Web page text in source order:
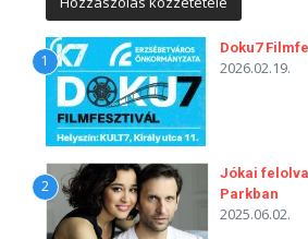
1
Doku7
2026.02.19.
2
Jókai
Parkban
2025.06.02.